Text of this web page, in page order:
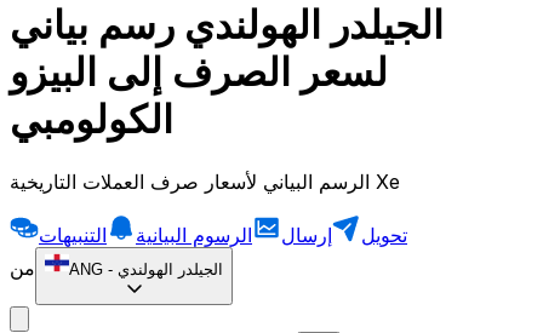
الجيلدر الهولندي رسم بياني
لسعر الصرف إلى البيزو
الكولومبي
الرسم البياني لأسعار صرف العملات التاريخية Xe
تحويل إرسال الرسوم البيانية
التنبيهات
من
ANG - الجيلدر الهولندي